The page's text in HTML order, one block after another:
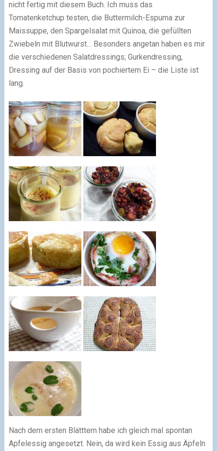
nicht fertig mit diesem Buch. Ich muss das
Tomatenketchup testen, die Buttermilch-Espuma zur
Maissuppe, den Spargelsalat mit Quinoa, die gefüllten
Zwiebeln mit Blutwurst… Besonders angetan haben es mir
die verschiedenen Salatdressings; Gurkendressing,
Dressing auf der Basis von pochiertem Ei – die Liste ist
lang.
Nach dem ersten Blätttern habe ich gleich mal spontan
Apfelessig angesetzt. Nein, da wird kein Essig aus Äpfeln